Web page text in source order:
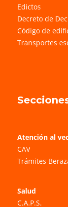
Edictos
Decreto de
Código de
Transportes
Atención al
CAV
Trámites
Salud
C.A.P.S.